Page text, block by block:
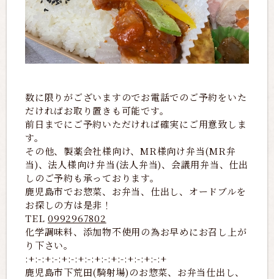
数に限りがございますのでお電話でのご予約をいた
だければお取り置きも可能です。
前日までにご予約いただければ確実にご用意致しま
す。
その他、製薬会社様向け、MR様向け弁当(MR弁
当)、法人様向け弁当(法人弁当)、会議用弁当、仕出
しのご予約も承っております。
鹿児島市でお惣菜、お弁当、仕出し、オードブルを
お探しの方は是非！
TEL0992967802
化学調味料、添加物不使用の為お早めにお召し上が
り下さい。
:+:-:+:-:+:-:+:-:+:-:+:-:+:-:+:-:+
鹿児島市下荒田(騎射場)のお惣菜、お弁当仕出し、